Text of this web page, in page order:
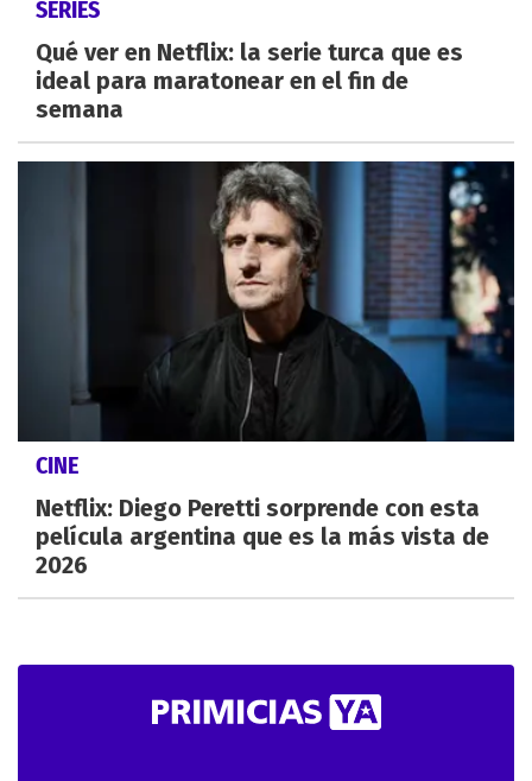
SERIES
Qué ver en Netflix: la serie turca que es
ideal para maratonear en el fin de
semana
CINE
Netflix: Diego Peretti sorprende con esta
película argentina que es la más vista de
2026